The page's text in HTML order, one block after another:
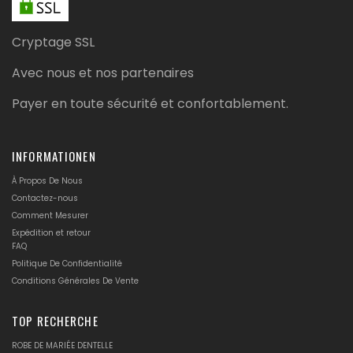
Cryptage SSL
Avec nous et nos partenaires
Payer en toute sécurité et confortablement.
INFORMATIONEN
À Propos De Nous
Contactez-nous
Comment Mesurer
Expédition et retour
FAQ
Politique De Confidentialité
Conditions Générales De Vente
TOP RECHERCHE
ROBE DE MARIÉE DENTELLE